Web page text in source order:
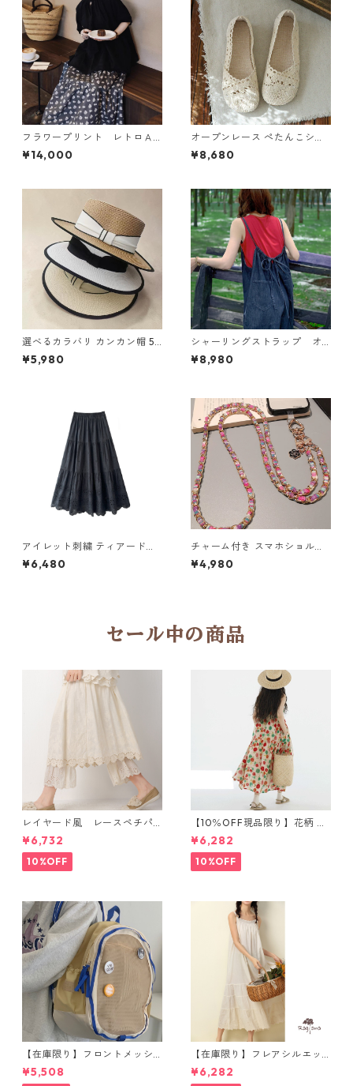
フラワープリント レトロＡ
ラインスカート N SLSK094
¥14,000
オープンレース ぺたんこシュ
ーズ 2col Y 260097
¥8,680
選べるカラバリ カンカン帽 5c
ol Y 260035
¥5,980
シャーリングストラップ オ
ーバーオール N CP021
¥8,980
アイレット刺繍 ティアードロ
ングスカート6col H 260119
¥6,480
チャーム付き スマホショルダ
ーストラップ 5col H 260122
¥4,980
セール中の商品
レイヤード風 レースペチパ
ンツスカート 3col SK084
¥6,732
10%OFF
【10％OFF現品限り】花柄 ノ
ースリーブワンピース 1076
8
¥6,282
10%OFF
【在庫限り】フロントメッシ
ュ バックパック M 2col 11170
¥5,508
【在庫限り】フレアシルエッ
ト キャミワンピース 2col N
WP123
¥6,282